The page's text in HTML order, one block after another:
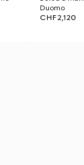
Duomo
CHF 2,120